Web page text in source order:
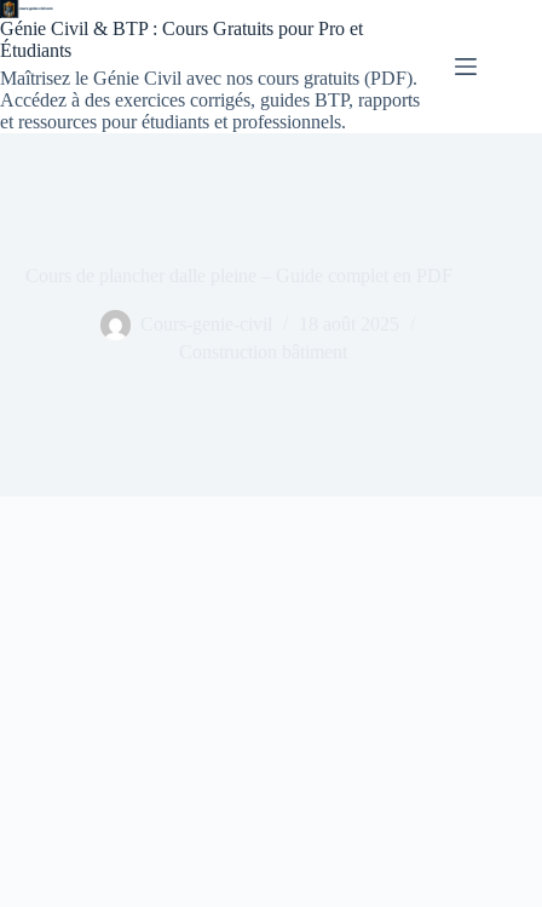
Génie Civil & BTP : Cours Gratuits pour Pro et
Étudiants
Maîtrisez le Génie Civil avec nos cours gratuits (PDF).
Accédez à des exercices corrigés, guides BTP, rapports
et ressources pour étudiants et professionnels.